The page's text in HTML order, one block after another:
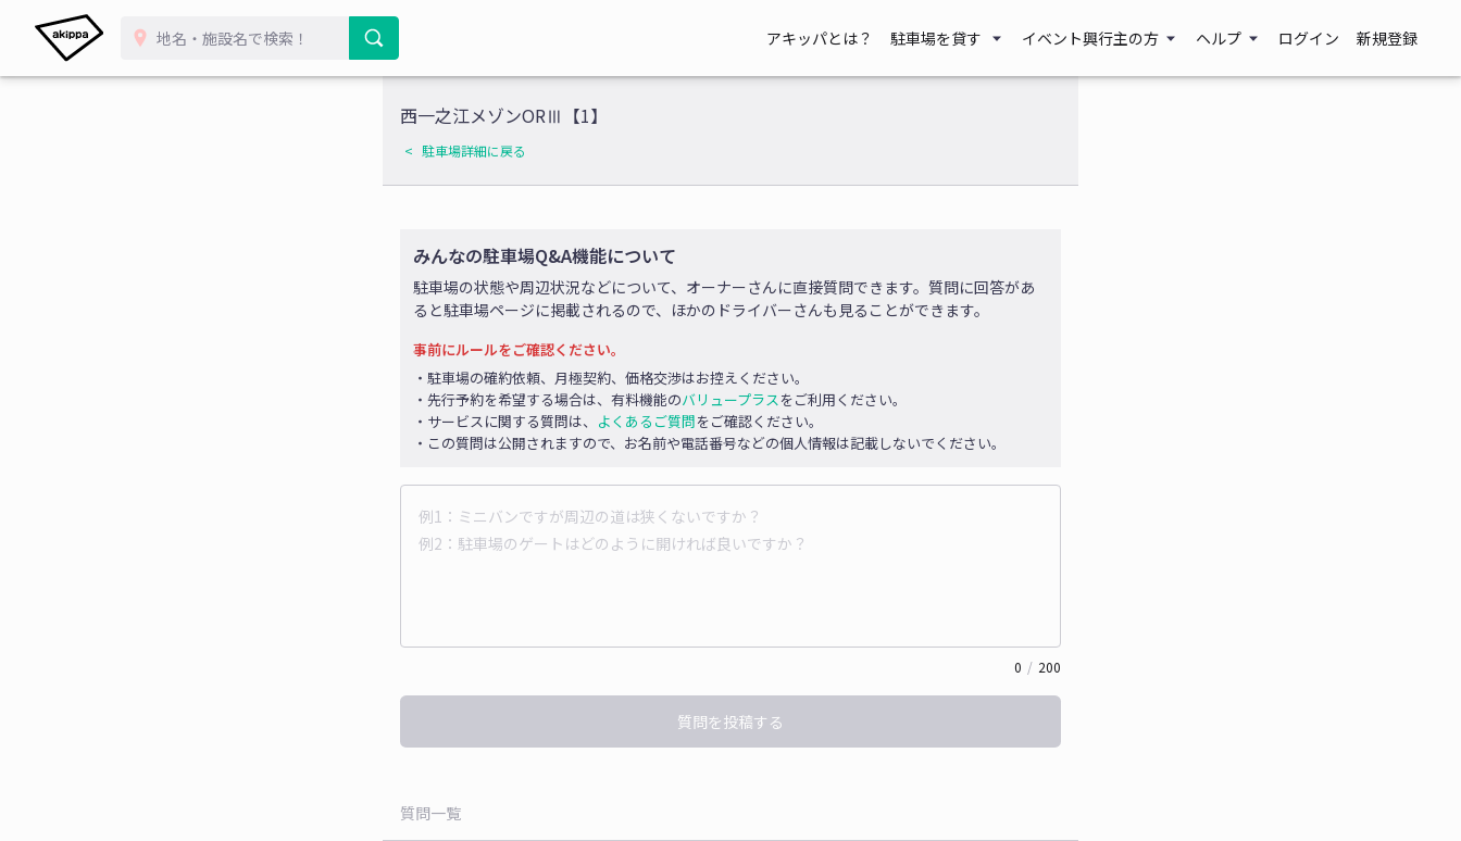
アキッパとは？ 駐車場を貸す イベント興行主の方 ヘルプ ログイン 新規登録
西一之江メゾンORⅢ【1】
駐車場詳細に戻る
みんなの駐車場Q&A機能について
駐車場の状態や周辺状況などについて、オーナーさんに直接質問できます。質問に回答があ
ると駐車場ページに掲載されるので、ほかのドライバーさんも見ることができます。
事前にルールをご確認ください。
・駐車場の確約依頼、月極契約、価格交渉はお控えください。
・先行予約を希望する場合は、有料機能のバリュープラスをご利用ください。
・サービスに関する質問は、 よくあるご質問をご確認ください。
・この質問は公開されますので、お名前や電話番号などの個人情報は記載しないでください。
0 / 200
質問を投稿する
質問一覧